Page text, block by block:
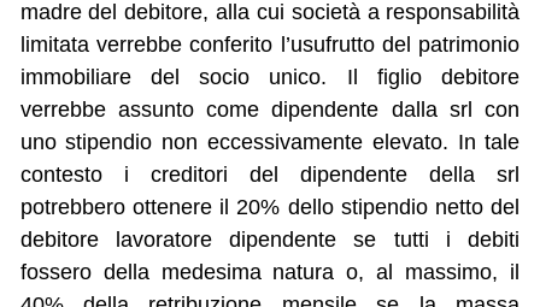
madre del debitore, alla cui società a responsabilità
limitata verrebbe conferito l’usufrutto del patrimonio
immobiliare del socio unico. Il figlio debitore
verrebbe assunto come dipendente dalla srl con
uno stipendio non eccessivamente elevato. In tale
contesto i creditori del dipendente della srl
potrebbero ottenere il 20% dello stipendio netto del
debitore lavoratore dipendente se tutti i debiti
fossero della medesima natura o, al massimo, il